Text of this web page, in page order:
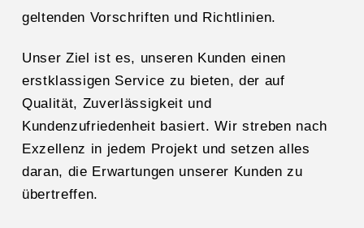
geltenden Vorschriften und Richtlinien.
Unser Ziel ist es, unseren Kunden einen
erstklassigen Service zu bieten, der auf
Qualität, Zuverlässigkeit und
Kundenzufriedenheit basiert. Wir streben nach
Exzellenz in jedem Projekt und setzen alles
daran, die Erwartungen unserer Kunden zu
übertreffen.